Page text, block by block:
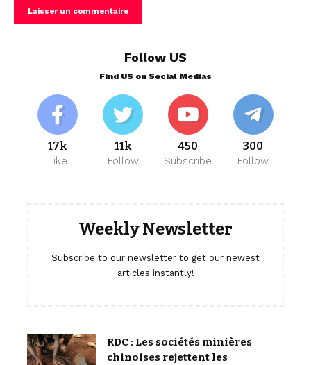
Follow US
Find US on Social Medias
17k
Like
11k
Follow
450
Subscribe
300
Follow
Weekly Newsletter
Subscribe to our newsletter to get our newest
articles instantly!
RDC : Les sociétés minières
chinoises rejettent les